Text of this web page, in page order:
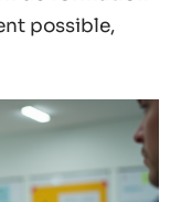
possible,